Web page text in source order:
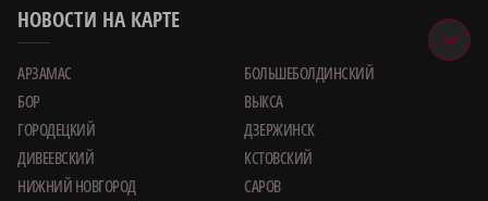
НОВОСТИ НА КАРТЕ
АРЗАМАС
БОЛЬШЕБОЛДИНСКИЙ
БОР
ВЫКСА
ГОРОДЕЦКИЙ
ДЗЕРЖИНСК
ДИВЕЕВСКИЙ
КСТОВСКИЙ
НИЖНИЙ НОВГОРОД
САРОВ